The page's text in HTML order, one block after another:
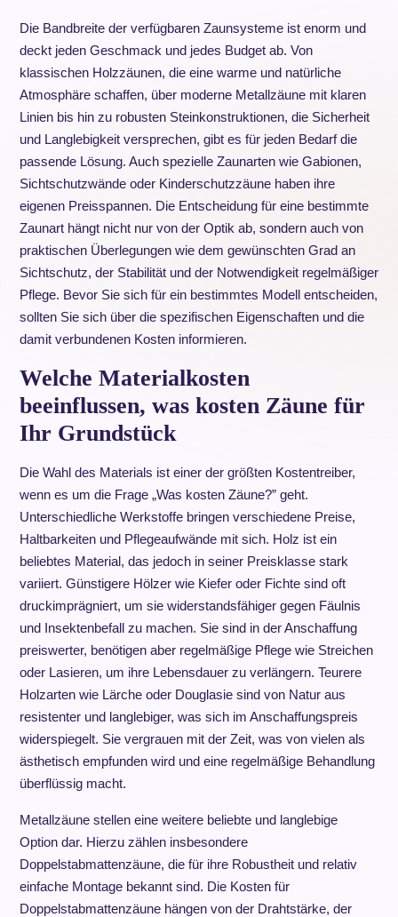
Die Bandbreite der verfügbaren Zaunsysteme ist enorm und
deckt jeden Geschmack und jedes Budget ab. Von
klassischen Holzzäunen, die eine warme und natürliche
Atmosphäre schaffen, über moderne Metallzäune mit klaren
Linien bis hin zu robusten Steinkonstruktionen, die Sicherheit
und Langlebigkeit versprechen, gibt es für jeden Bedarf die
passende Lösung. Auch spezielle Zaunarten wie Gabionen,
Sichtschutzwände oder Kinderschutzzäune haben ihre
eigenen Preisspannen. Die Entscheidung für eine bestimmte
Zaunart hängt nicht nur von der Optik ab, sondern auch von
praktischen Überlegungen wie dem gewünschten Grad an
Sichtschutz, der Stabilität und der Notwendigkeit regelmäßiger
Pflege. Bevor Sie sich für ein bestimmtes Modell entscheiden,
sollten Sie sich über die spezifischen Eigenschaften und die
damit verbundenen Kosten informieren.
Welche Materialkosten
beeinflussen, was kosten Zäune für
Ihr Grundstück
Die Wahl des Materials ist einer der größten Kostentreiber,
wenn es um die Frage „Was kosten Zäune?” geht.
Unterschiedliche Werkstoffe bringen verschiedene Preise,
Haltbarkeiten und Pflegeaufwände mit sich. Holz ist ein
beliebtes Material, das jedoch in seiner Preisklasse stark
variiert. Günstigere Hölzer wie Kiefer oder Fichte sind oft
druckimprägniert, um sie widerstandsfähiger gegen Fäulnis
und Insektenbefall zu machen. Sie sind in der Anschaffung
preiswerter, benötigen aber regelmäßige Pflege wie Streichen
oder Lasieren, um ihre Lebensdauer zu verlängern. Teurere
Holzarten wie Lärche oder Douglasie sind von Natur aus
resistenter und langlebiger, was sich im Anschaffungspreis
widerspiegelt. Sie vergrauen mit der Zeit, was von vielen als
ästhetisch empfunden wird und eine regelmäßige Behandlung
überflüssig macht.
Metallzäune stellen eine weitere beliebte und langlebige
Option dar. Hierzu zählen insbesondere
Doppelstabmattenzäune, die für ihre Robustheit und relativ
einfache Montage bekannt sind. Die Kosten für
Doppelstabmattenzäune hängen von der Drahtstärke, der